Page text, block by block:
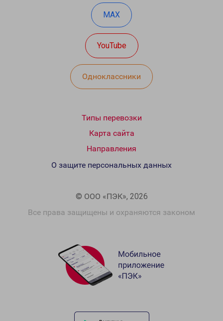
MAX
YouTube
Одноклассники
Типы перевозки
Карта сайта
Направления
© ООО «ПЭК», 2026
Все права защищены и охраняются законом
О защите персональных данных